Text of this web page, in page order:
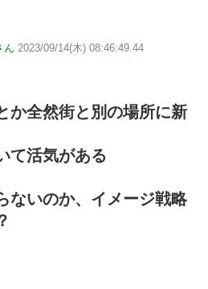
ん 2023/09/14(木) 08:46:49.44
か全然街と別の場所に新
て活気がある
ないのか、イメージ戦略